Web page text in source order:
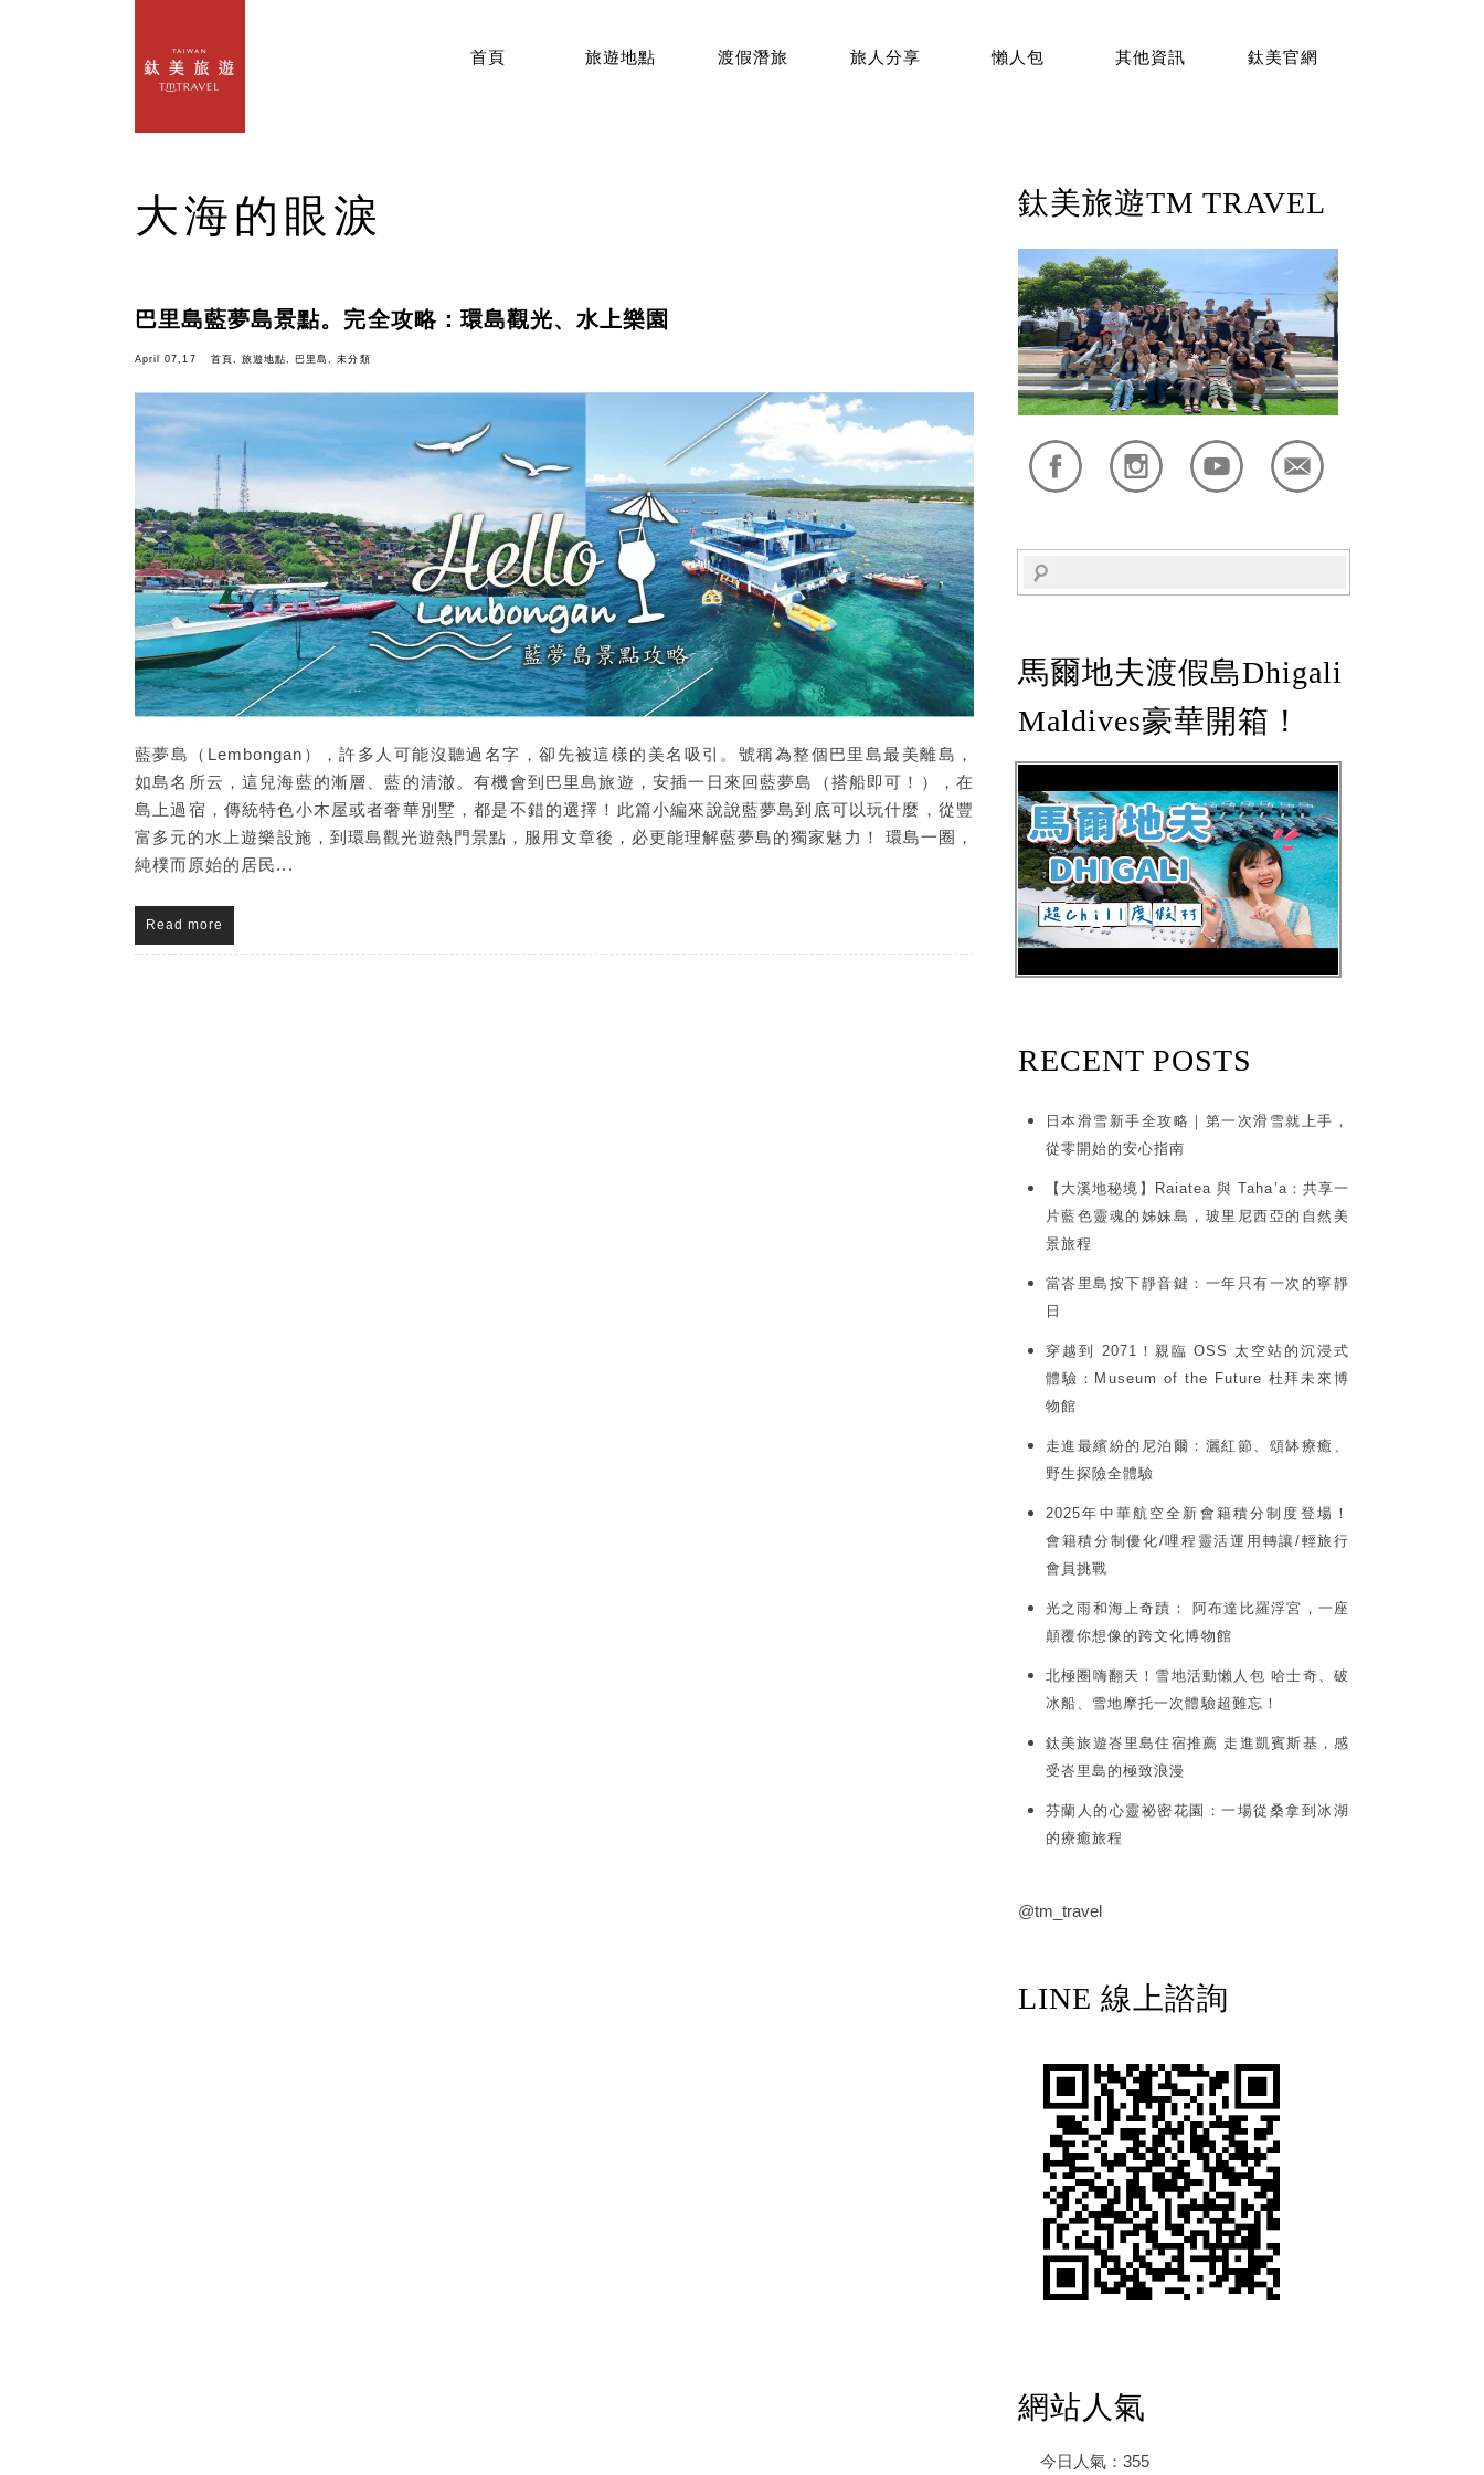
首頁 旅遊地點 渡假潛旅 旅人分享 懶人包 其他資訊 鈦美官網
大海的眼淚
巴里島藍夢島景點。完全攻略：環島觀光、水上樂園
April 07,17 首頁, 旅遊地點, 巴里島,未分類
藍夢島（Lembongan），許多人可能沒聽過名字，卻先被這樣的美名吸引。號稱為整個巴里島最美離島，
如島名所云，這兒海藍的漸層、藍的清澈。有機會到巴里島旅遊，安插一日來回藍夢島（搭船即可！），在
島上過宿，傳統特色小木屋或者奢華別墅，都是不錯的選擇！此篇小編來說說藍夢島到底可以玩什麼，從豐
富多元的水上遊樂設施，到環島觀光遊熱門景點，服用文章後，必更能理解藍夢島的獨家魅力！ 環島一圈，
純樸而原始的居民...
Read more
鈦美旅遊TM TRAVEL
馬爾地夫渡假島Dhigali
Maldives豪華開箱！
RECENT POSTS
日本滑雪新手全攻略｜第一次滑雪就上手，
從零開始的安心指南
【大溪地秘境】Raiatea 與 Taha’a：共享一
片藍色靈魂的姊妹島，玻里尼西亞的自然美
景旅程
當峇里島按下靜音鍵：一年只有一次的寧靜
日
穿越到 2071！親臨 OSS 太空站的沉浸式
體驗：Museum of the Future 杜拜未來博
物館
走進最繽紛的尼泊爾：灑紅節、頌缽療癒、
野生探險全體驗
2025年中華航空全新會籍積分制度登場！
會籍積分制優化/哩程靈活運用轉讓/輕旅行
會員挑戰
光之雨和海上奇蹟： 阿布達比羅浮宮，一座
顛覆你想像的跨文化博物館
北極圈嗨翻天！雪地活動懶人包 哈士奇、破
冰船、雪地摩托一次體驗超難忘！
鈦美旅遊峇里島住宿推薦 走進凱賓斯基，感
受峇里島的極致浪漫
芬蘭人的心靈祕密花園：一場從桑拿到冰湖
的療癒旅程
@tm_travel
LINE 線上諮詢
網站人氣
今日人氣： 355